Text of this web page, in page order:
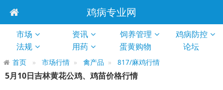
鸡病专业网
市场 资讯 饲养管理
鸡病防控
法规
用药 蛋黄购物 论坛
首页 市场行情 禽产品 817/麻鸡行情
5月10日吉林黄花公鸡、鸡苗价格行情